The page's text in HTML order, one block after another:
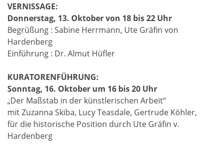
VERNISSAGE:
Donnerstag, 13. Oktober von 18 bis 22 Uhr
Begrüßung : Sabine Herrmann, Ute Gräfin von
Hardenberg
Einführung : Dr. Almut Hüfler
KURATORENFÜHRUNG:
Sonntag, 16. Oktober um 16 bis 20 Uhr
„Der Maßstab in der künstlerischen Arbeit“
mit Zuzanna Skiba, Lucy Teasdale, Gertrude Köhler,
für die historische Position durch Ute Gräfin v.
Hardenberg